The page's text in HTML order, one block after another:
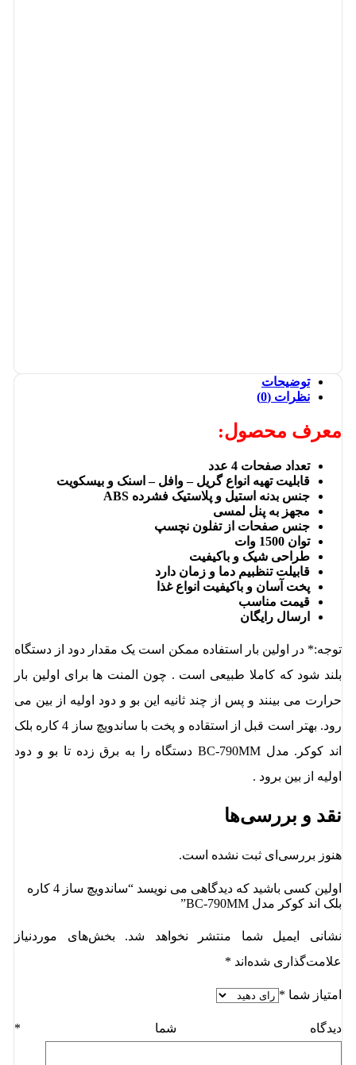
توضیحات
نظرات (0)
معرف محصول:
تعداد صفحات 4 عدد
قابلیت تهیه انواع گریل – وافل – اسنک و بیسکویت
جنس بدنه استیل و پلاستیک فشرده ABS
مجهز به پنل لمسی
جنس صفحات از تفلون نچسپ
توان 1500 وات
طراحی شیک و باکیفیت
قابیلت تنظبیم دما و زمان دارد
پخت آسان و باکیفیت انواع غذا
قیمت مناسب
ارسال رایگان
توجه:* در اولین بار استفاده ممکن است یک مقدار دود از دستگاه
بلند شود که کاملا طبیعی است . چون المنت ها برای اولین بار
حرارت می بینند و پس از چند ثانیه این بو و دود اولیه از بین می
رود. بهتر است قبل از استقاده و پخت با ساندویچ ساز 4 کاره بلک
اند کوکر. مدل BC-790MM دستگاه را به برق زده تا بو و دود
اولیه از بین برود .
نقد و بررسی‌ها
هنوز بررسی‌ای ثبت نشده است.
اولین کسی باشید که دیدگاهی می نویسد “ساندویچ ساز 4 کاره
بلک اند کوکر مدل BC-790MM”
نشانی ایمیل شما منتشر نخواهد شد.
بخش‌های موردنیاز
علامت‌گذاری شده‌اند *
امتیاز شما *
دیدگاه شما *